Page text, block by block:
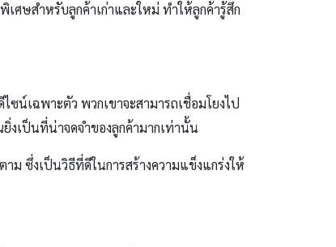
ศษสำหรับลูกค้าเก่าและใหม่ ทำให้ลูกค้ารู้สึก
น์เฉพาะตัว พวกเขาจะสามารถเชื่อมโยงไป
เป็นที่น่าจดจำของลูกค้ามากเท่านั้น
ม ซึ่งเป็นวิธีที่ดีในการสร้างความแข็งแกร่งให้